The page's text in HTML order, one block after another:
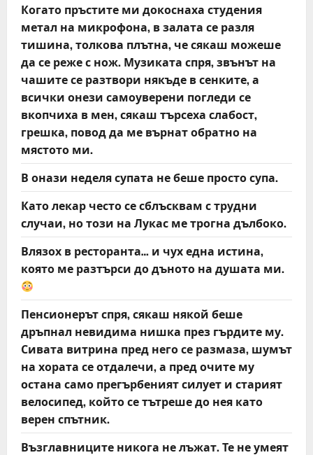
Когато пръстите ми докоснаха студения
метал на микрофона, в залата се разля
тишина, толкова плътна, че сякаш можеше
да се реже с нож. Музиката спря, звънът на
чашите се разтвори някъде в сенките, а
всички онези самоуверени погледи се
вкопчиха в мен, сякаш търсеха слабост,
грешка, повод да ме върнат обратно на
мястото ми.
В онази неделя супата не беше просто супа.
Като лекар често се сблъсквам с трудни
случаи, но този на Лукас ме трогна дълбоко.
Влязох в ресторанта… и чух една истина,
която ме разтърси до дъното на душата ми.
Пенсионерът спря, сякаш някой беше
дръпнал невидима нишка през гърдите му.
Сивата витрина пред него се размаза, шумът
на хората се отдалечи, а пред очите му
остана само прегърбеният силует и старият
велосипед, който се тътреше до нея като
верен спътник.
Възглавниците никога не лъжат. Те не умеят